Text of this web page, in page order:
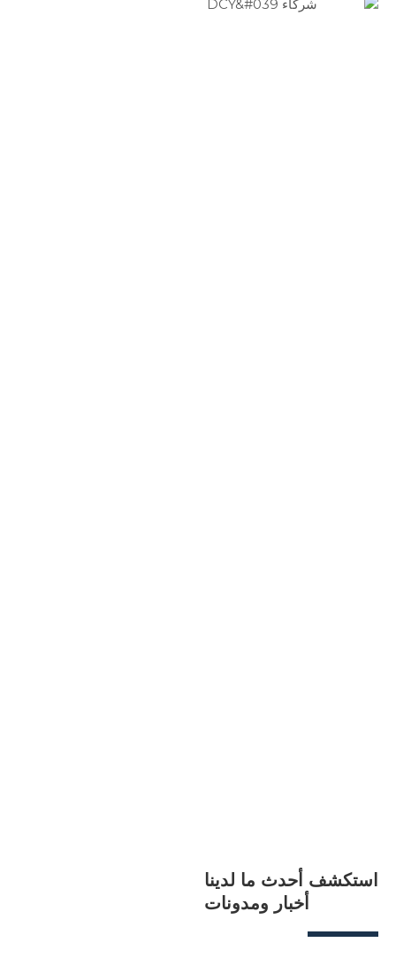
استكشف أحدث ما لدينا
أخبار ومدونات